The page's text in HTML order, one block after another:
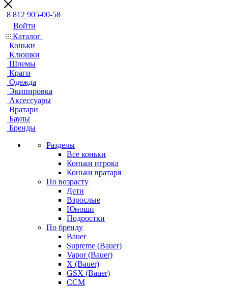
8 812 905-00-58
Войти
Каталог
Коньки
Клюшки
Шлемы
Краги
Одежда
Экипировка
Аксессуары
Вратари
Баулы
Бренды
Разделы
Все коньки
Коньки игрока
Коньки вратаря
По возрасту
Дети
Взрослые
Юноши
Подростки
По бренду
Bauer
Supreme (Bauer)
Vapor (Bauer)
X (Bauer)
GSX (Bauer)
CCM